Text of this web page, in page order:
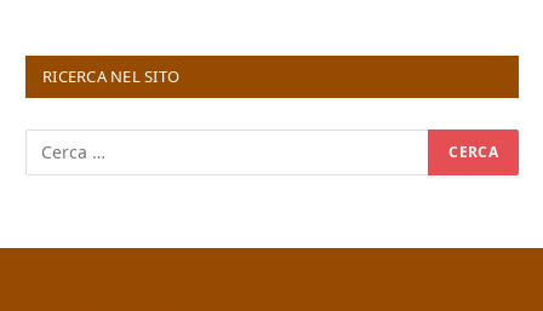
RICERCA NEL SITO